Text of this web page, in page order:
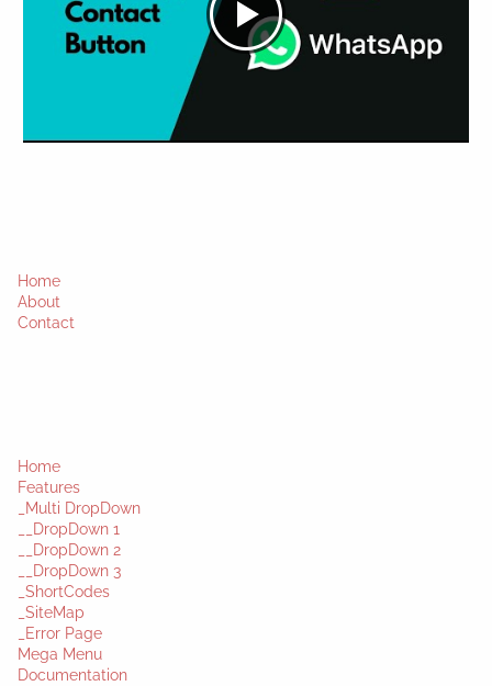
Home
About
Contact
Home
Features
_Multi DropDown
__DropDown 1
__DropDown 2
__DropDown 3
_ShortCodes
_SiteMap
_Error Page
Mega Menu
Documentation